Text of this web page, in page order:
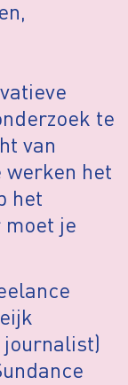
te
van
werken het
het
je